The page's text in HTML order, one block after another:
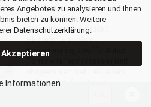
Angebotes zu analysieren und Ihnen
bieten zu können. Weitere
Datenschutzerklärung.
Akzeptieren
Informationen
Haselnüßen und
Milchschokolade in
Cellophantüte (6 Stück).
Glutenfrei und ohne
Konservierungsstoffe. Antica
Jahrhundert feinste